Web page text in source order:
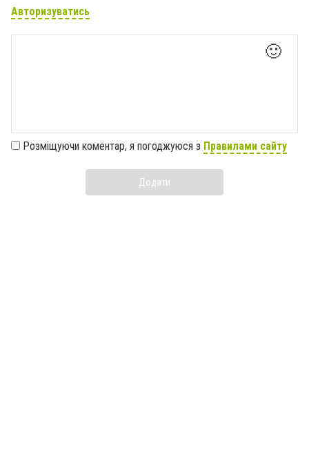
Авторизуватись
🙂
Розміщуючи коментар, я погоджуюся з Правилами сайту
Додати